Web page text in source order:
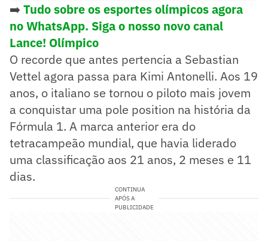
➡️ Tudo sobre os esportes olímpicos agora
no WhatsApp. Siga o nosso novo canal
Lance! Olímpico
O recorde que antes pertencia a Sebastian
Vettel agora passa para Kimi Antonelli. Aos 19
anos, o italiano se tornou o piloto mais jovem
a conquistar uma pole position na história da
Fórmula 1. A marca anterior era do
tetracampeão mundial, que havia liderado
uma classificação aos 21 anos, 2 meses e 11
dias.
CONTINUA
APÓS A
PUBLICIDADE